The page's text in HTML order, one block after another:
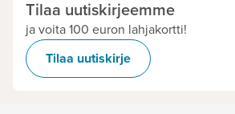
Tilaa uutiskirjeemme
ja voita 100 euron lahjakortti!
Tilaa uutiskirje